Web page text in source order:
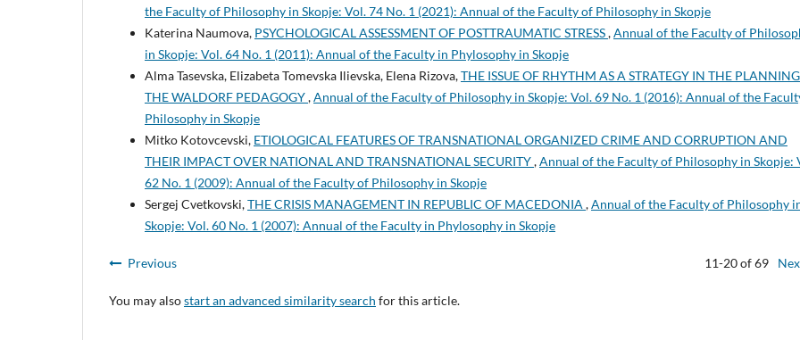
the Faculty of Philosophy in Skopje: Vol. 74 No. 1 (2021): Annual of the Faculty of Philosophy in Skopje
Katerina Naumova, PSYCHOLOGICAL ASSESSMENT OF POSTTRAUMATIC STRESS,Annual of the Faculty of
in Skopje: Vol. 64 No. 1 (2011): Annual of the Faculty in Phylosophy in Skopje
Alma Tasevska, Elizabeta Tomevska Ilievska, Elena Rizova,THE ISSUE OF RHYTHM AS A STRATEGY IN THE
THE WALDORF PEDAGOGY,Annual of the Faculty of Philosophy in Skopje: Vol. 69 No. 1 (2016): Annual of the
Philosophy in Skopje
Mitko Kotovcevski, ETIOLOGICAL FEATURES OF TRANSNATIONAL ORGANIZED CRIME AND CORRUPTION AND
THEIR IMPACT OVER NATIONAL AND TRANSNATIONAL SECURITY,Annual of the Faculty of Philosophy in Skopje:
62 No. 1 (2009): Annual of the Faculty of Philosophy in Skopje
Sergej Cvetkovski,THE CRISIS MANAGEMENT IN REPUBLIC OF MACEDONIA ,Annual of the Faculty of Philosophy
Skopje: Vol. 60 No. 1 (2007): Annual of the Faculty in Phylosophy in Skopje
Previous 11-20 of 69
You may alsostart an advanced similarity search for this article.